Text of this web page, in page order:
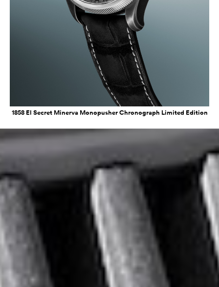
1858 El Secret Minerva Monopusher Chronograph Limited Edition